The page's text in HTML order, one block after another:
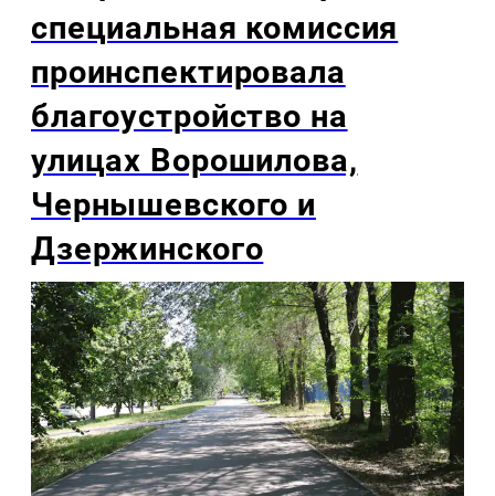
специальная комиссия
проинспектировала
благоустройство на
улицах Ворошилова,
Чернышевского и
Дзержинского